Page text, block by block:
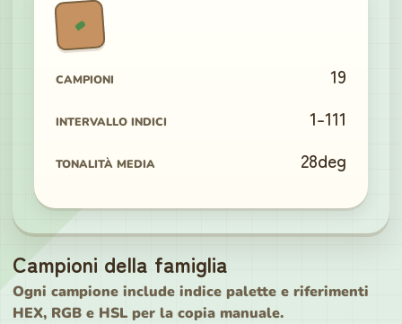
CAMPIONI 19
INTERVALLO INDICI 1-111
TONALITÀ MEDIA 28deg
Campioni della famiglia
Ogni campione include indice palette e riferimenti
HEX, RGB e HSL per la copia manuale.